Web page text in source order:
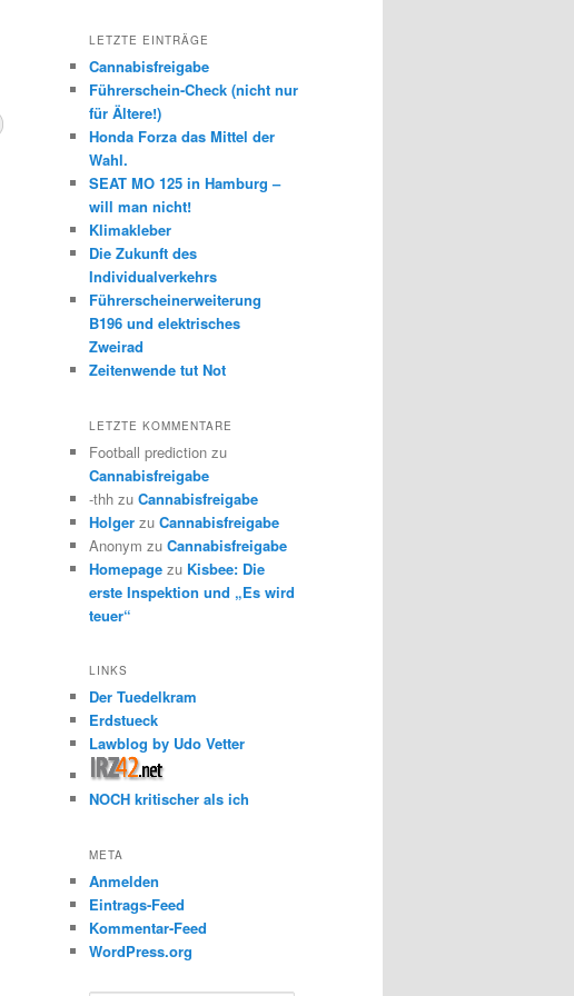
LETZTE EINTRÄGE
Cannabisfreigabe
Führerschein-Check (nicht nur
für Ältere!)
Honda Forza das Mittel der
Wahl.
SEAT MO 125 in Hamburg –
will man nicht!
Klimakleber
Die Zukunft des
Individualverkehrs
Führerscheinerweiterung
B196 und elektrisches
Zweirad
Zeitenwende tut Not
LETZTE KOMMENTARE
Football prediction zu
Cannabisfreigabe
-thh zu Cannabisfreigabe
Holger zu Cannabisfreigabe
Anonym zu Cannabisfreigabe
Homepage zu Kisbee: Die
erste Inspektion und „Es wird
teuer“
LINKS
Der Tuedelkram
Erdstueck
Lawblog by Udo Vetter
NOCH kritischer als ich
META
Anmelden
Eintrags-Feed
Kommentar-Feed
WordPress.org